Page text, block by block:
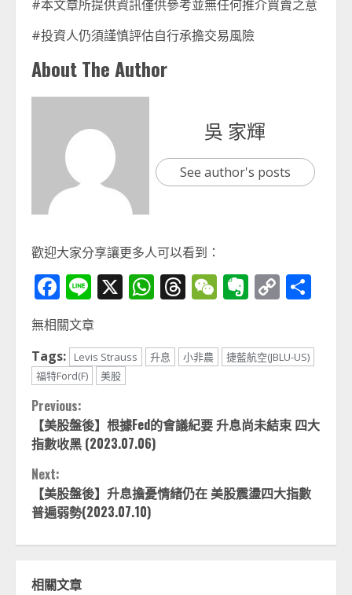
#本文章所提供資訊僅供參考並無任何推介買賣之意
#投資人仍須謹慎評估自行承擔交易風險
About The Author
吳 家輝
See author's posts
歡迎大家分享讓更多人可以看到：
Facebook
Line
X WhatsApp
Threads
WeChat
Evernote
Copy
無相關文章
Tags:
Levis Strauss 升息 小非農
捷藍航空(JBLU-US)
福特Ford(F)
美股
Continue
Reading
Previous:
【美股盤後】根據Fed的會議紀要 升息尚未結束 四大
指數收黑 (2023.07.06)
Next:
【美股盤後】升息擔憂情緒仍在 美股震盪四大指數
普遍弱勢(2023.07.10)
相關文章